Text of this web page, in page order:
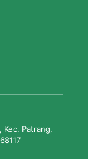
Kec. Patrang,